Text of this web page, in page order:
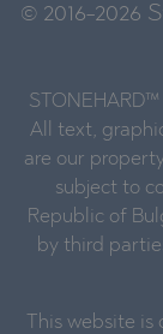
© 2016-2026
All text,
are our
subject to
Republic of
by third
This website